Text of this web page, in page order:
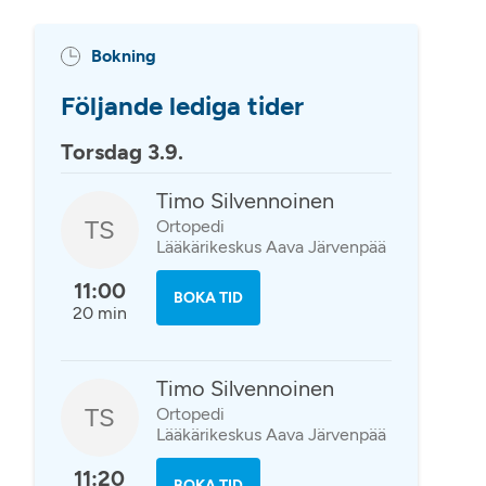
Bokning
Följande lediga tider
Torsdag 3.9.
TS
11:00
20 min
Timo Silvennoinen
Ortopedi
Lääkärikeskus Aava Järvenpää
BOKA TID
TS
11:20
Timo Silvennoinen
Ortopedi
Lääkärikeskus Aava Järvenpää